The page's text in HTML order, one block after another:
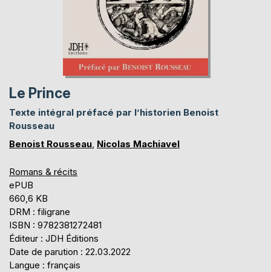
Le Prince
Texte intégral préfacé par l’historien Benoist
Rousseau
Benoist Rousseau, Nicolas Machiavel
Romans & récits
ePUB
660,6 KB
DRM : filigrane
ISBN : 9782381272481
Éditeur : JDH Éditions
Date de parution : 22.03.2022
Langue : français